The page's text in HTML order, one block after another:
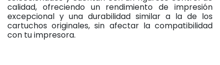
calidad, ofreciendo un rendimiento de impresión
excepcional y una durabilidad similar a la de los
cartuchos originales, sin afectar la compatibilidad
con tu impresora.